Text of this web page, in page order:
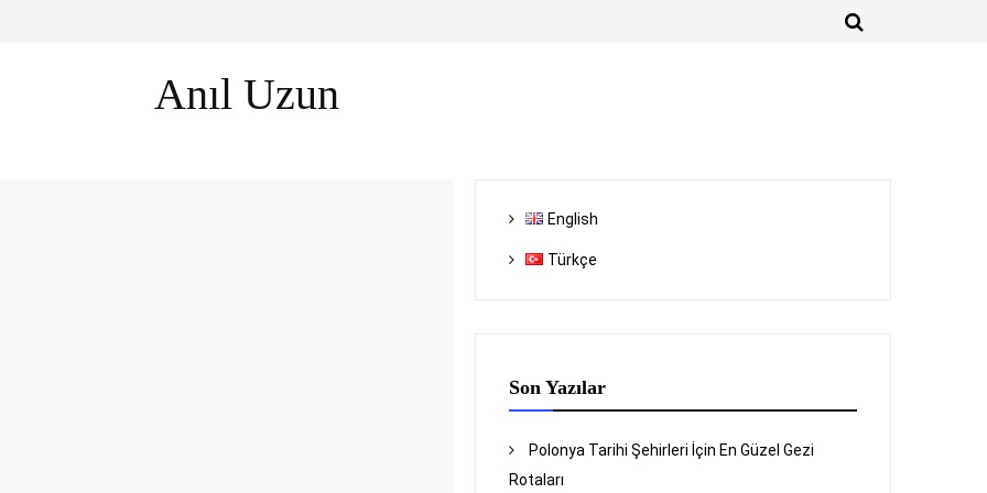
Anıl Uzun
English
Türkçe
Son Yazılar
Polonya Tarihi Şehirleri İçin En Güzel Gezi
Rotaları